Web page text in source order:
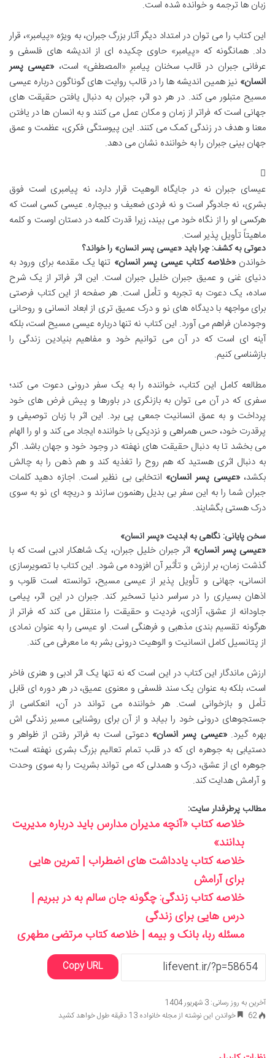
زبان ها ترجمه و خوانده شده است.
این کتاب را می توان در امتداد دیگر آثار بزرگ جبران، به ویژه «پیامبر»، قرار
داد. همانگونه که «پیامبر» حاوی چکیده ای از اندیشه های فلسفی و
عرفانی جبران در قالب سخنان پیامبرِ «المصطفی» است، «عیسی پسر
انسان» نیز همین اندیشه ها را در قالب روایت های گوناگون درباره عیسی
مسیح متبلور می کند. در هر دو اثر، جبران به دنبال یافتن حقیقت های
جهانی است که فراتر از زمان و مکان عمل می کنند و به انسان ها در یافتن
معنا و هدف در زندگی کمک می کنند. این پیوستگی فکری، عظمت و عمق
جهان بینی جبران را به خواننده نشان می دهد.
عیسای جبران نه در جایگاه الوهیت قرار دارد، نه پیامبری است فوق
بشری، نه جادوگر است و نه فردی ضعیف و بیچاره. عیسی کسی است که
هرکسی او را از نگاه خود می بیند، زیرا قدرت کلمه در دستان اوست و کلمه
ماهیتاً تأویل پذیر است.
دعوتی به کشف: چرا باید «عیسی پسر انسان» را خواند؟
خواندن«خلاصه کتاب عیسی پسر انسان» تنها یک مقدمه برای ورود به
دنیای غنی و عمیق جبران خلیل جبران است. این اثر فراتر از یک شرح
ساده، یک دعوت به تجربه و تأمل است. هر صفحه از این کتاب فرصتی
برای مواجهه با دیدگاه های نو و درک عمیق تری از ابعاد انسانی و روحانی
وجودمان فراهم می آورد. این کتاب نه تنها درباره عیسی مسیح است، بلکه
آینه ای است که در آن می توانیم خود و مفاهیم بنیادین زندگی را
بازشناسی کنیم.
مطالعه کامل این کتاب، خواننده را به یک سفر درونی دعوت می کند؛
سفری که در آن می توان به بازنگری در باورها و پیش فرض های خود
پرداخت و به عمق انسانیت جمعی پی برد. این اثر با زبان توصیفی و
پرقدرت خود، حس همراهی و نزدیکی با خواننده ایجاد می کند و او را الهام
می بخشد تا به دنبال حقیقت های نهفته در وجود خود و جهان باشد. اگر
به دنبال اثری هستید که هم روح را تغذیه کند و هم ذهن را به چالش
بکشد،«عیسی پسر انسان» انتخابی بی نظیر است. اجازه دهید کلمات
جبران شما را به این سفر بی بدیل رهنمون سازند و دریچه ای نو به سوی
درک هستی بگشایند.
سخن پایانی: نگاهی به ابدیت «پسر انسان»
«عیسی پسر انسان» اثر جبران خلیل جبران، یک شاهکار ادبی است که با
گذشت زمان، بر ارزش و تأثیر آن افزوده می شود. این کتاب با تصویرسازی
انسانی، جهانی و تأویل پذیر از عیسی مسیح، توانسته است قلوب و
اذهان بسیاری را در سراسر دنیا تسخیر کند. جبران در این اثر، پیامی
جاودانه از عشق، آزادی، فردیت و حقیقت را منتقل می کند که فراتر از
هرگونه تقسیم بندی مذهبی و فرهنگی است. او عیسی را به عنوان نمادی
از پتانسیل کامل انسانیت و الوهیت درونی بشر به ما معرفی می کند.
ارزش ماندگار این کتاب در این است که نه تنها یک اثر ادبی و هنری فاخر
است، بلکه به عنوان یک سند فلسفی و معنوی عمیق، در هر دوره ای قابل
تأمل و بازخوانی است. هر خواننده می تواند در آن، انعکاسی از
جستجوهای درونی خود را بیابد و از آن برای روشنایی مسیر زندگی اش
بهره گیرد.«عیسی پسر انسان» دعوتی است به فراتر رفتن از ظواهر و
دستیابی به جوهره ای که در قلب تمام تعالیم بزرگ بشری نهفته است؛
جوهره ای از عشق، درک و همدلی که می تواند بشریت را به سوی وحدت
و آرامش هدایت کند.
مطالب پرطرفدار سایت:
خلاصه کتاب «آنچه مدیران مدارس باید درباره مدیریت
بدانند»
خلاصه کتاب یادداشت های اضطراب | تمرین هایی
برای آرامش
خلاصه کتاب زندگی: چگونه جان سالم به در ببریم |
درس هایی برای زندگی
مسئله ربا، بانک و بیمه | خلاصه کتاب مرتضی مطهری
Copy URL
آخرین به روز رسانی: 3 شهریور 1404
62
خواندن این نوشته از مجله خانواده 13 دقیقه طول خواهد کشید